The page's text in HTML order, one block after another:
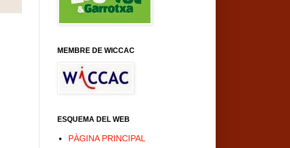
MEMBRE DE WICCAC
ESQUEMA DEL WEB
PÀGINA PRINCIPAL